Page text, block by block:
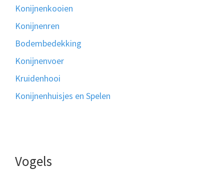
Konijnenkooien
Konijnenren
Bodembedekking
Konijnenvoer
Kruidenhooi
Konijnenhuisjes en Spelen
Vogels